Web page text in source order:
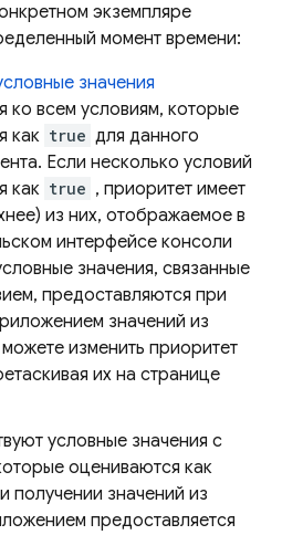
экземпляре
момент времени:
значения
ко всем условиям, которые
как true для данного
Если несколько условий
как true , приоритет имеет
из них, отображаемое в
интерфейсе консоли
значения, связанные
предоставляются при
значений из
изменить приоритет
их на странице
условные значения с
оцениваются как
получении значений из
предоставляется